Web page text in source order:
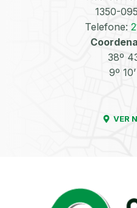
1350-
Telefone:
38º
9º
VER
Equilibragem das
Rodas